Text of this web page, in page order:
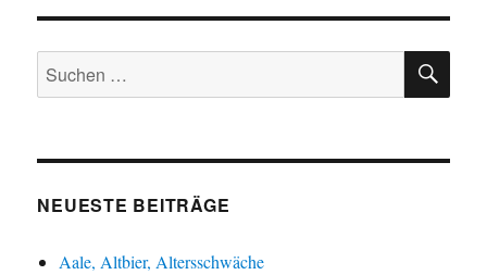
Suche
nach:
NEUESTE BEITRÄGE
Aale, Altbier, Altersschwäche